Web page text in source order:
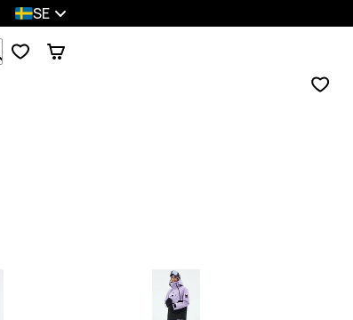
SE
Sök bland 1 000+ produkter